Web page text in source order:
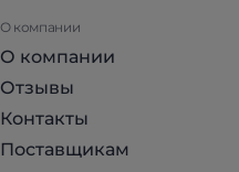
О компании
О компании
Отзывы
Контакты
Поставщикам